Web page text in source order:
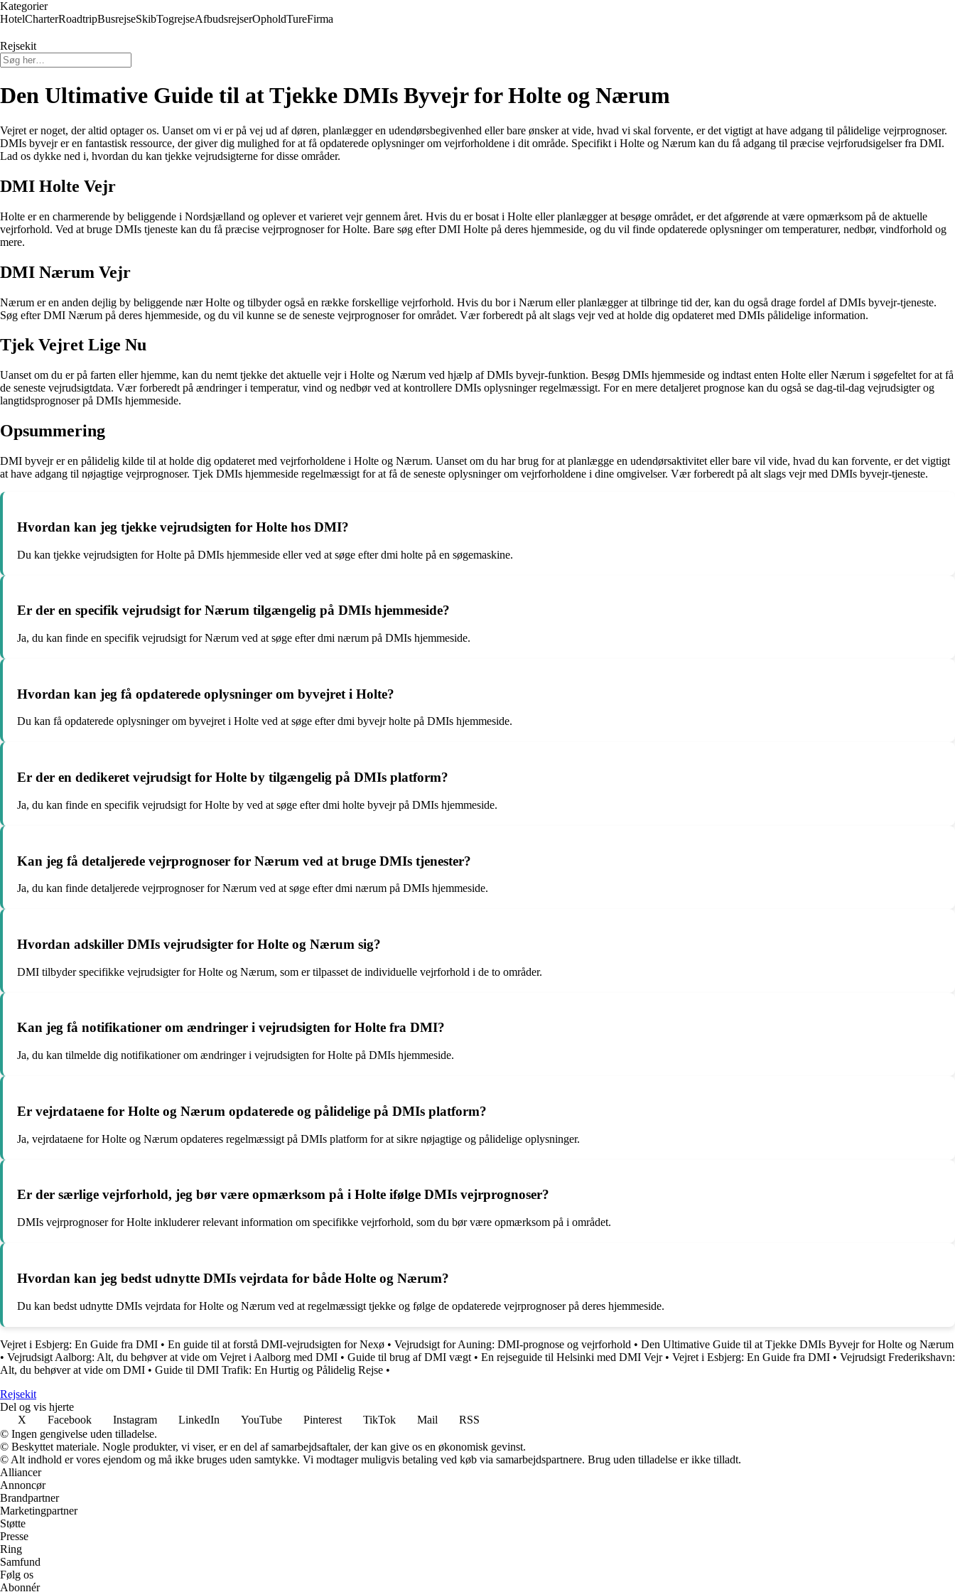
Kategorier
HotelCharterRoadtripBusrejseSkibTogrejseAfbudsrejserOpholdTureFirma
Rejsekit
Den Ultimative Guide til at Tjekke DMIs Byvejr for Holte og Nærum
Vejret er noget, der altid optager os. Uanset om vi er på vej ud af døren, planlægger en udendørsbegivenhed eller bare ønsker at vide, hvad vi skal forvente, er det vigtigt at have adgang til pålidelige vejrprognoser.
DMIs byvejr er en fantastisk ressource, der giver dig mulighed for at få opdaterede oplysninger om vejrforholdene i dit område. Specifikt i Holte og Nærum kan du få adgang til præcise vejrforudsigelser fra DMI.
Lad os dykke ned i, hvordan du kan tjekke vejrudsigterne for disse områder.
DMI Holte Vejr
Holte er en charmerende by beliggende i Nordsjælland og oplever et varieret vejr gennem året. Hvis du er bosat i Holte eller planlægger at besøge området, er det afgørende at være opmærksom på de aktuelle
vejrforhold. Ved at bruge DMIs tjeneste kan du få præcise vejrprognoser for Holte. Bare søg efter DMI Holte på deres hjemmeside, og du vil finde opdaterede oplysninger om temperaturer, nedbør, vindforhold og
mere.
DMI Nærum Vejr
Nærum er en anden dejlig by beliggende nær Holte og tilbyder også en række forskellige vejrforhold. Hvis du bor i Nærum eller planlægger at tilbringe tid der, kan du også drage fordel af DMIs byvejr-tjeneste.
Søg efter DMI Nærum på deres hjemmeside, og du vil kunne se de seneste vejrprognoser for området. Vær forberedt på alt slags vejr ved at holde dig opdateret med DMIs pålidelige information.
Tjek Vejret Lige Nu
Uanset om du er på farten eller hjemme, kan du nemt tjekke det aktuelle vejr i Holte og Nærum ved hjælp af DMIs byvejr-funktion. Besøg DMIs hjemmeside og indtast enten Holte eller Nærum i søgefeltet for at få
de seneste vejrudsigtdata. Vær forberedt på ændringer i temperatur, vind og nedbør ved at kontrollere DMIs oplysninger regelmæssigt. For en mere detaljeret prognose kan du også se dag-til-dag vejrudsigter og
langtidsprognoser på DMIs hjemmeside.
Opsummering
DMI byvejr er en pålidelig kilde til at holde dig opdateret med vejrforholdene i Holte og Nærum. Uanset om du har brug for at planlægge en udendørsaktivitet eller bare vil vide, hvad du kan forvente, er det vigtigt
at have adgang til nøjagtige vejrprognoser. Tjek DMIs hjemmeside regelmæssigt for at få de seneste oplysninger om vejrforholdene i dine omgivelser. Vær forberedt på alt slags vejr med DMIs byvejr-tjeneste.
Hvordan kan jeg tjekke vejrudsigten for Holte hos DMI?
Du kan tjekke vejrudsigten for Holte på DMIs hjemmeside eller ved at søge efter dmi holte på en søgemaskine.
Er der en specifik vejrudsigt for Nærum tilgængelig på DMIs hjemmeside?
Ja, du kan finde en specifik vejrudsigt for Nærum ved at søge efter dmi nærum på DMIs hjemmeside.
Hvordan kan jeg få opdaterede oplysninger om byvejret i Holte?
Du kan få opdaterede oplysninger om byvejret i Holte ved at søge efter dmi byvejr holte på DMIs hjemmeside.
Er der en dedikeret vejrudsigt for Holte by tilgængelig på DMIs platform?
Ja, du kan finde en specifik vejrudsigt for Holte by ved at søge efter dmi holte byvejr på DMIs hjemmeside.
Kan jeg få detaljerede vejrprognoser for Nærum ved at bruge DMIs tjenester?
Ja, du kan finde detaljerede vejrprognoser for Nærum ved at søge efter dmi nærum på DMIs hjemmeside.
Hvordan adskiller DMIs vejrudsigter for Holte og Nærum sig?
DMI tilbyder specifikke vejrudsigter for Holte og Nærum, som er tilpasset de individuelle vejrforhold i de to områder.
Kan jeg få notifikationer om ændringer i vejrudsigten for Holte fra DMI?
Ja, du kan tilmelde dig notifikationer om ændringer i vejrudsigten for Holte på DMIs hjemmeside.
Er vejrdataene for Holte og Nærum opdaterede og pålidelige på DMIs platform?
Ja, vejrdataene for Holte og Nærum opdateres regelmæssigt på DMIs platform for at sikre nøjagtige og pålidelige oplysninger.
Er der særlige vejrforhold, jeg bør være opmærksom på i Holte ifølge DMIs vejrprognoser?
DMIs vejrprognoser for Holte inkluderer relevant information om specifikke vejrforhold, som du bør være opmærksom på i området.
Hvordan kan jeg bedst udnytte DMIs vejrdata for både Holte og Nærum?
Du kan bedst udnytte DMIs vejrdata for Holte og Nærum ved at regelmæssigt tjekke og følge de opdaterede vejrprognoser på deres hjemmeside.
Vejret i Esbjerg: En Guide fra DMI • En guide til at forstå DMI-vejrudsigten for Nexø • Vejrudsigt for Auning: DMI-prognose og vejrforhold • Den Ultimative Guide til at Tjekke DMIs Byvejr for Holte og Nærum
• Vejrudsigt Aalborg: Alt, du behøver at vide om Vejret i Aalborg med DMI • Guide til brug af DMI vægt • En rejseguide til Helsinki med DMI Vejr• Vejret i Esbjerg: En Guide fra DMI • Vejrudsigt Frederikshavn:
Alt, du behøver at vide om DMI • Guide til DMI Trafik: En Hurtig og Pålidelig Rejse •
Rejsekit
Del og vis hjerte
X
Facebook Instagram LinkedIn YouTube Pinterest TikTok Mail
RSS
© Ingen gengivelse uden tilladelse.
© Beskyttet materiale. Nogle produkter, vi viser, er en del af samarbejdsaftaler, der kan give os en økonomisk gevinst.
© Alt indhold er vores ejendom og må ikke bruges uden samtykke. Vi modtager muligvis betaling ved køb via samarbejdspartnere. Brug uden tilladelse er ikke tilladt.
Alliancer
Annoncør
Brandpartner
Marketingpartner
Støtte
Presse
Ring
Samfund
Følg os
Abonnér